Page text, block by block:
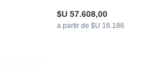
$U 57.608,00
a partir de $U 16.186